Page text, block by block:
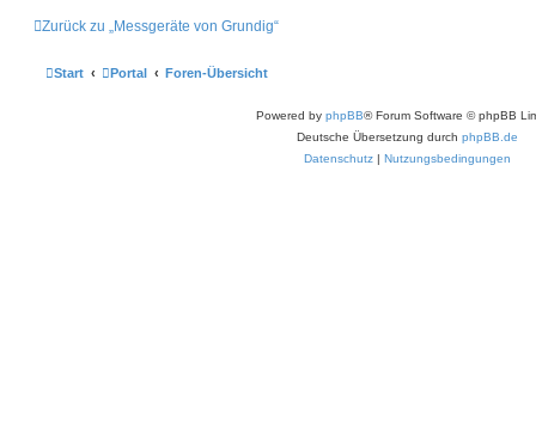
Zurück zu „Messgeräte von Grundig“
Start Portal Foren-Übersicht
Powered by phpBB® Forum Software © phpBB
Deutsche Übersetzung durch phpBB.de
Datenschutz | Nutzungsbedingungen